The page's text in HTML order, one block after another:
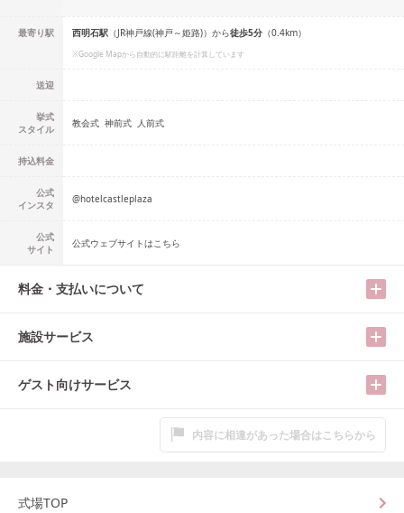
最寄り駅 西明石駅 （JR神戸線(神戸～姫路)） から徒歩5分 （0.4km）
※Google Mapから自動的に駅距離を計算しています
送迎
挙式
スタイル
教会式 神前式 人前式
持込料金
公式
インスタ
@hotelcastleplaza
公式
サイト
公式ウェブサイトはこちら
料金・支払いについて
施設サービス
ゲスト向けサービス
内容に相違があった場合はこちらから
式場TOP